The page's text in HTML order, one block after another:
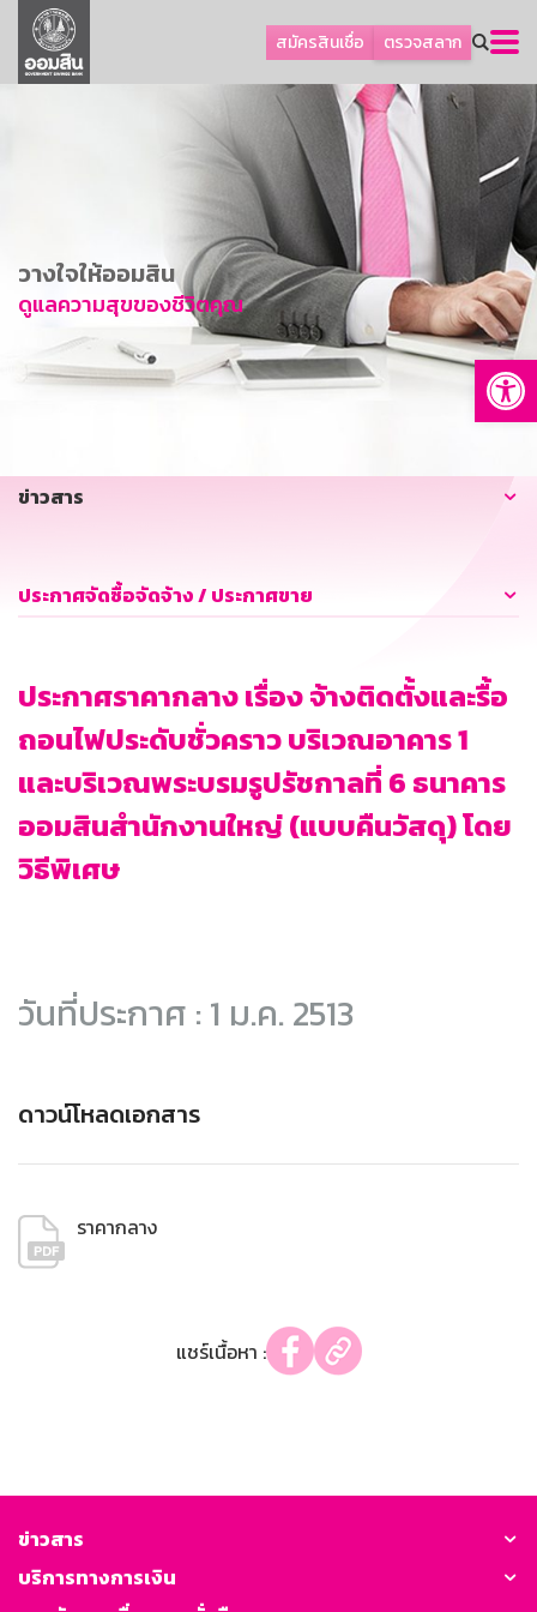
สมัครสินเชื่อ ตรวจสลาก
ลูกค้าธุรกิจ
ลูกค้าผู้ประกอบรายย่อย
การพัฒนาที่ยั่งยืน
ข่าวสาร
บริการทางการเงิน
อื่นๆ
วางใจให้ออมสิน
ดูแลความสุขของชีวิตคุณ
ข่าวสาร
ประกาศจัดซื้อจัดจ้าง / ประกาศขาย
ประกาศราคากลาง เรื่อง จ้างติดตั้งและรื้อ
ถอนไฟประดับชั่วคราว บริเวณอาคาร 1
และบริเวณพระบรมรูปรัชกาลที่ 6 ธนาคาร
ออมสินสำนักงานใหญ่ (แบบคืนวัสดุ) โดย
วิธีพิเศษ
วันที่ประกาศ : 1 ม.ค. 2513
ดาวน์โหลดเอกสาร
ราคากลาง
แชร์เนื้อหา :
ข่าวสาร
บริการทางการเงิน